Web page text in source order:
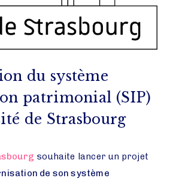
du système
patrimonial (SIP)
de Strasbourg
souhaite lancer un projet
de son système